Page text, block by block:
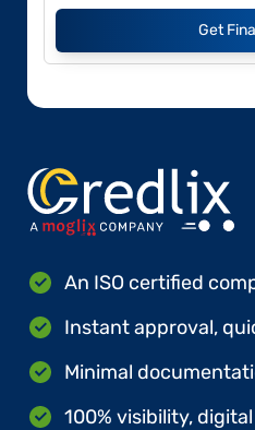
Get
An ISO certified
Instant approval,
Minimal
100% visibility,